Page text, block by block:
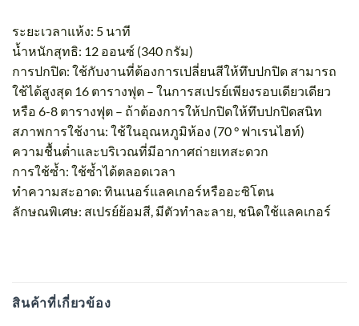
ระยะเวลาแห้ง: 5 นาที
น้ำหนักสุทธิ: 12 ออนซ์ (340 กรัม)
การปกปิด: ใช้กับงานที่ต้องการเปลี่ยนสีให้ทึบปกปิด สามารถ
ใช้ได้สูงสุด 16 ตารางฟุต – ในการสเปรย์เพียงรอบเดียวเดียว
หรือ 6-8 ตารางฟุต – ถ้าต้องการให้ปกปิดให้ทึบปกปิดสนิท
สภาพการใช้งาน: ใช้ในอุณหภูมิห้อง (70 ° ฟาเรนไฮท์)
ความชื้นต่ำและบริเวณที่มีอากาศถ่ายเทสะดวก
การใช้ซ้ำ: ใช้ซ้ำได้ตลอดเวลา
ทำความสะอาด: ทินเนอร์แลคเกอร์หรืออะซิโตน
ลักษณพิเศษ: สเปรย์ย้อมสี, มีตัวทำละลาย, ชนิดใช้แลคเกอร์
สินค้าที่เกี่ยวข้อง